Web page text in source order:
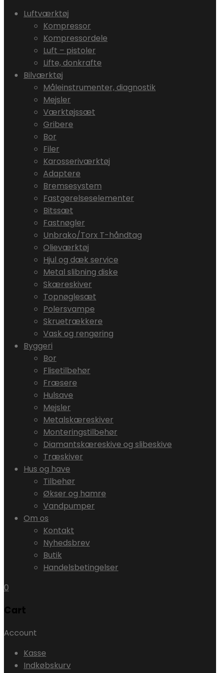
Luftværktøj
Kompressor
Kompressordele
Luft – pistoler
Lifte, donkrafte
Bilværktøj
Måleinstrumenter, diagnostik
Mejsler
Værktøjssæt
Gribere
Bor
Filer
Karosseriværktøj
Adaptere
Bremsesystem
Fastgørelseselementer
Bitssæt
Fastnøgler
Unbrako/Torx T-håndtag
Olieværktøj
Hjul og dæk service
Metal slibning diske
Skæreskiver
Topnøglesæt
Polersvampe
Skruetrækkere
Vask og rengøring
Byggeri
Bor
Flisetilbehør
Fræsere
Hulsave
Mejsler
Metalskæreskiver
Monteringstilbehør
Diamantskæreskive og slibeskive
Træskiver
Hus og have
Tilbehør
Økser og hamre
Vandpumper
Om os
Kontakt
Nyhedsbrev
Butik
Handelsbetingelser
0
Cart
Account
Kasse
Indkøbskurv